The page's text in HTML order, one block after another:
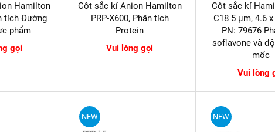
Hamilton
tích Đường
phẩm
gọi
Côt sắc kí Anion Hamilton
PRP-X600, Phân tích
Protein
Vui lòng gọi
Côt sắc kí
C18 5 µm, 4.6
PN: 79676
soflavone và
mốc
Vui lòng
NEW NEW